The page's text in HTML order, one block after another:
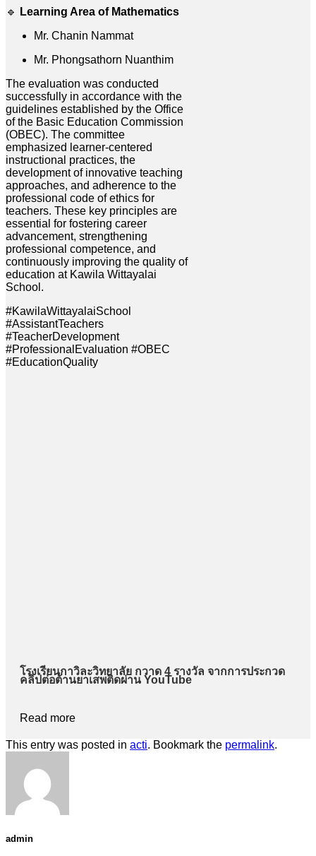
🔹
Learning Area of Mathematics
Mr. Chanin Nammat
Mr. Phongsathorn Nuanthim
The evaluation was conducted
successfully in accordance with the
guidelines established by the Office
of the Basic Education Commission
(OBEC). The committee
emphasized learner-centered
instructional practices, the
development of innovative teaching
approaches, and adherence to the
professional code of ethics for
teachers. These key principles are
essential for fostering career
advancement, strengthening
professional competence, and
continuously improving the quality of
education at Kawila Wittayalai
School.
#KawilaWittayalaiSchool
#AssistantTeachers
#TeacherDevelopment
#ProfessionalEvaluation #OBEC
#EducationQuality
โรงเรียนกาวิละวิทยาลัย กวาด 4 รางวัล จากการประกวด
คลิปต่อต้านยาเสพติดผ่าน YouTube
Read more
This entry was posted in acti. Bookmark the permalink.
admin